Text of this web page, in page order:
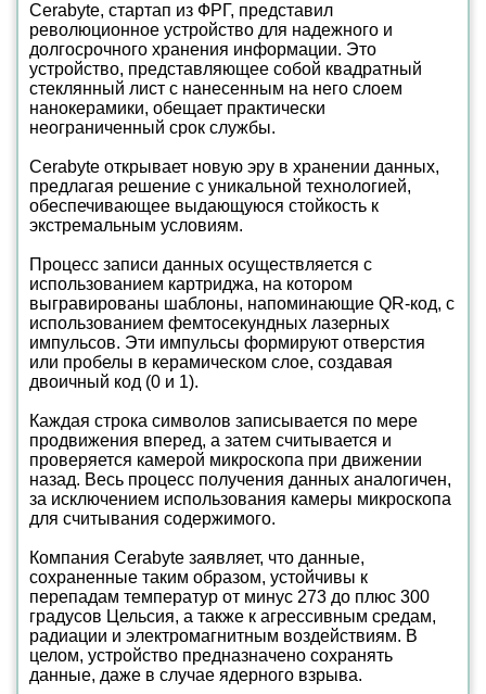
Cerabyte, стартап из ФРГ, представил
революционное устройство для надежного и
долгосрочного хранения информации. Это
устройство, представляющее собой квадратный
стеклянный лист с нанесенным на него слоем
нанокерамики, обещает практически
неограниченный срок службы.
Cerabyte открывает новую эру в хранении данных,
предлагая решение с уникальной технологией,
обеспечивающее выдающуюся стойкость к
экстремальным условиям.
Процесс записи данных осуществляется с
использованием картриджа, на котором
выгравированы шаблоны, напоминающие QR-код, с
использованием фемтосекундных лазерных
импульсов. Эти импульсы формируют отверстия
или пробелы в керамическом слое, создавая
двоичный код (0 и 1).
Каждая строка символов записывается по мере
продвижения вперед, а затем считывается и
проверяется камерой микроскопа при движении
назад. Весь процесс получения данных аналогичен,
за исключением использования камеры микроскопа
для считывания содержимого.
Компания Cerabyte заявляет, что данные,
сохраненные таким образом, устойчивы к
перепадам температур от минус 273 до плюс 300
градусов Цельсия, а также к агрессивным средам,
радиации и электромагнитным воздействиям. В
целом, устройство предназначено сохранять
данные, даже в случае ядерного взрыва.